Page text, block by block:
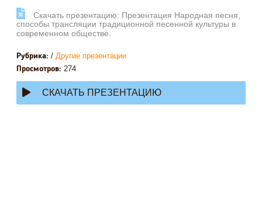
Cкачать презентацию: Презентация Народная песня,
способы трансляции традиционной песенной культуры в
современном обществе.
Рубрика: / Другие презентации
Просмотров: 274
СКАЧАТЬ ПРЕЗЕНТАЦИЮ